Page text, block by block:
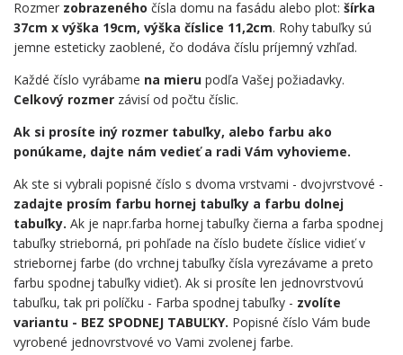
Rozmer zobrazeného čísla domu na fasádu alebo plot: šírka
37cm x výška 19cm, výška číslice 11,2cm. Rohy tabuľky sú
jemne esteticky zaoblené, čo dodáva číslu príjemný vzhľad.
Každé číslo vyrábame na mieru podľa Vašej požiadavky.
Celkový rozmer závisí od počtu číslic.
Ak si prosíte iný rozmer tabuľky, alebo farbu ako
ponúkame, dajte nám vedieť a radi Vám vyhovieme.
Ak ste si vybrali popisné číslo s dvoma vrstvami - dvojvrstvové -
zadajte prosím farbu hornej tabuľky a farbu dolnej
tabuľky. Ak je napr.farba hornej tabuľky čierna a farba spodnej
tabuľky strieborná, pri pohľade na číslo budete číslice vidieť v
striebornej farbe (do vrchnej tabuľky čísla vyrezávame a preto
farbu spodnej tabuľky vidieť). Ak si prosíte len jednovrstvovú
tabuľku, tak pri políčku - Farba spodnej tabuľky - zvolíte
variantu - BEZ SPODNEJ TABUĽKY. Popisné číslo Vám bude
vyrobené jednovrstvové vo Vami zvolenej farbe.